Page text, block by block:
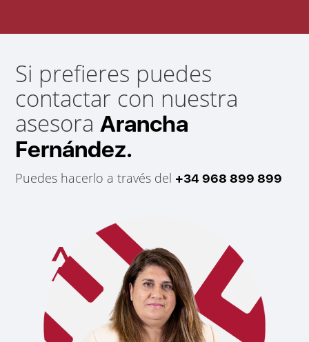
Si prefieres puedes
contactar con nuestra
asesoraArancha
Fernández.
Puedes hacerlo a través del +34 968 899 899